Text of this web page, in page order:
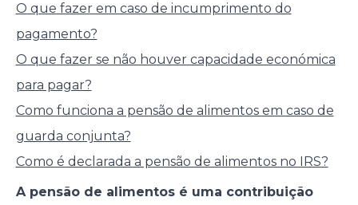
O que fazer em caso de incumprimento do
pagamento?
O que fazer se não houver capacidade económica
para pagar?
Como funciona a pensão de alimentos em caso de
guarda conjunta?
Como é declarada a pensão de alimentos no IRS?
A pensão de alimentos é uma contribuição